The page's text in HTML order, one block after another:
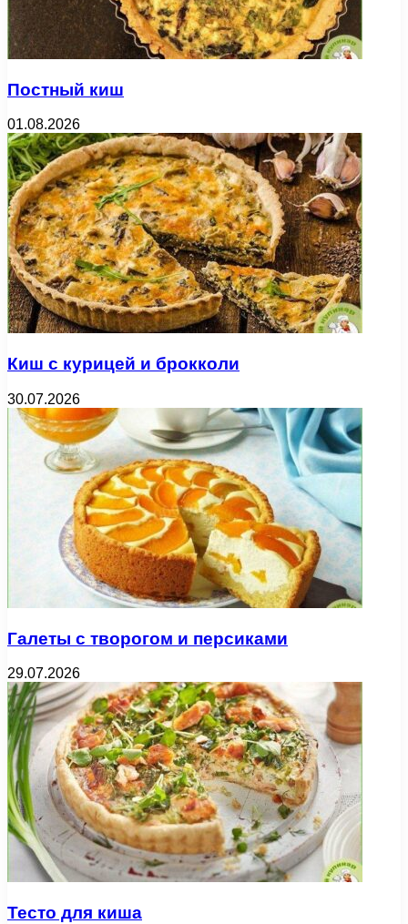
Постный киш
01.08.2026
Киш с курицей и брокколи
30.07.2026
Галеты с творогом и персиками
29.07.2026
Тесто для киша